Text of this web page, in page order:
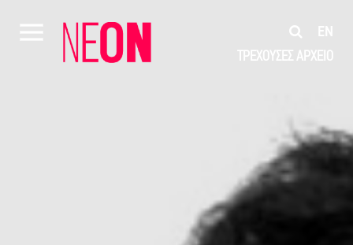
EN
ΤΡΕΧΟΥΣΕΣ ΑΡΧΕΙΟ